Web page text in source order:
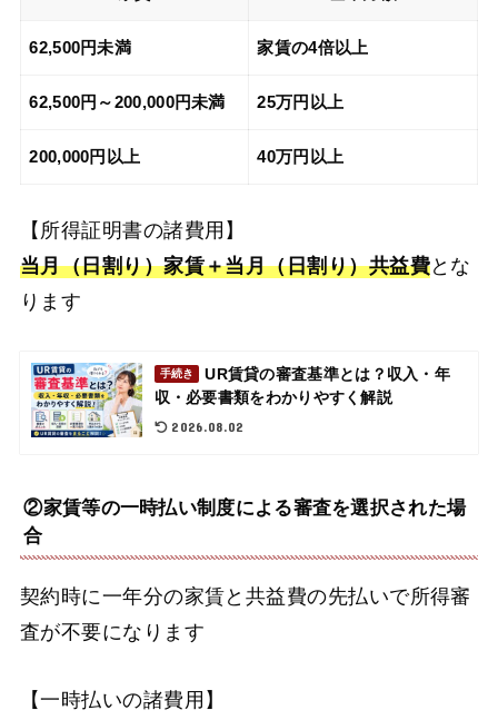
62,500円未満 家賃の4倍以上
62,500円～200,000円未満 25万円以上
200,000円以上 40万円以上
【所得証明書の諸費用】
当月（日割り）家賃＋当月（日割り）共益費とな
ります
手続き
UR賃貸の審査基準とは？収入・年
収・必要書類をわかりやすく解説
2026.08.02
②家賃等の一時払い制度による審査を選択された場
合
契約時に一年分の家賃と共益費の先払いで所得審
査が不要になります
【一時払いの諸費用】